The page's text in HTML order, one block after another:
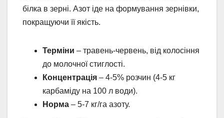
білка в зерні. Азот іде на формування зернівки,
покращуючи її якість.
Терміни – травень-червень, від колосіння
до молочної стиглості.
Концентрація – 4-5% розчин (4-5 кг
карбаміду на 100 л води).
Норма – 5-7 кг/га азоту.